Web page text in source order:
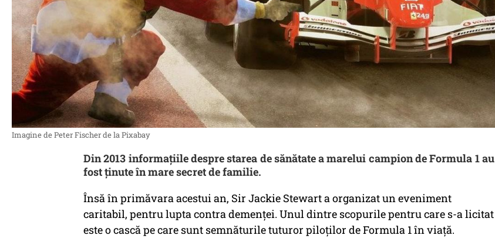
Imagine de Peter Fischer de la Pixabay
Din 2013 informațiile despre starea de sănătate a marelui campion de Formula 1 au
fost ținute în mare secret de familie.
Însă în primăvara acestui an, Sir Jackie Stewart a organizat un eveniment
caritabil, pentru lupta contra demenței. Unul dintre scopurile pentru care s-a licitat
este o cască pe care sunt semnăturile tuturor piloților de Formula 1 în viață.